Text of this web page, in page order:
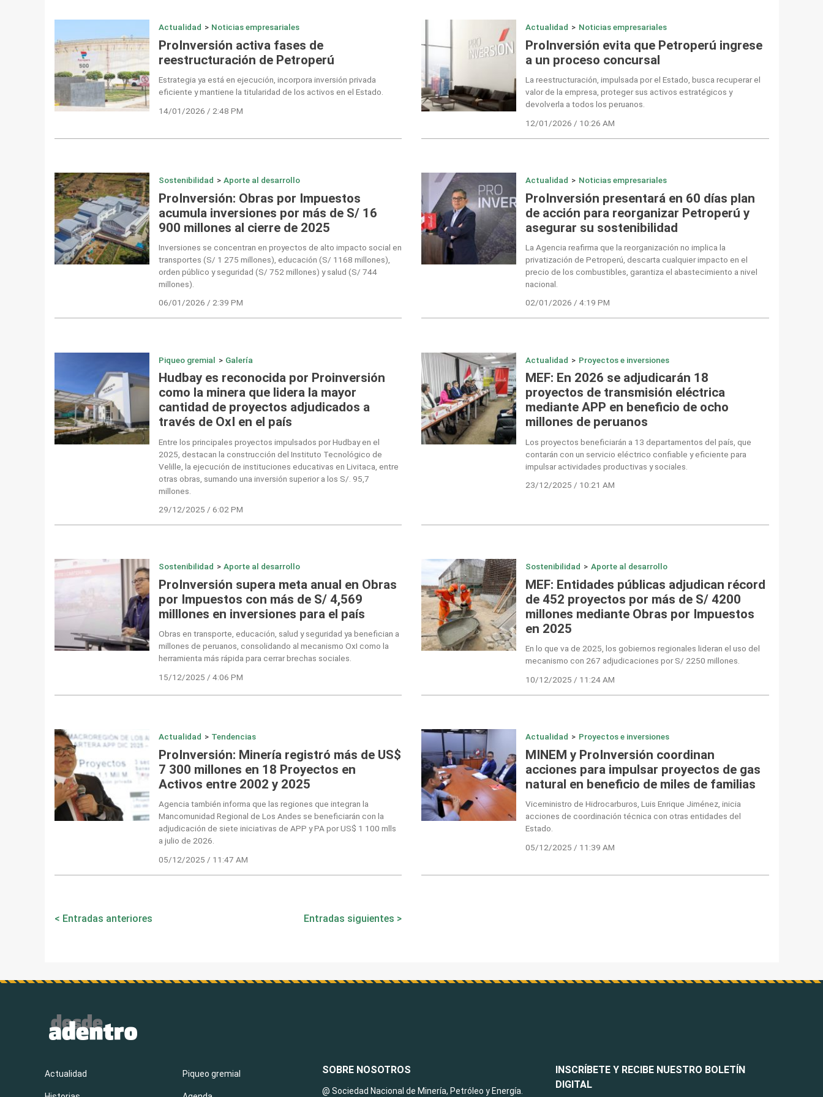
Actualidad > Noticias empresariales
ProInversión activa fases de
reestructuración de Petroperú
Estrategia ya está en ejecución, incorpora inversión privada
eficiente y mantiene la titularidad de los activos en el Estado.
14/01/2026 / 2:48 PM
Actualidad > Noticias empresariales
ProInversión evita que Petroperú ingrese
a un proceso concursal
La reestructuración, impulsada por el Estado, busca recuperar el
valor de la empresa, proteger sus activos estratégicos y
devolverla a todos los peruanos.
12/01/2026 / 10:26 AM
Sostenibilidad > Aporte al desarrollo
ProInversión: Obras por Impuestos
acumula inversiones por más de S/ 16
900 millones al cierre de 2025
Inversiones se concentran en proyectos de alto impacto social en
transportes (S/ 1 275 millones), educación (S/ 1168 millones),
orden público y seguridad (S/ 752 millones) y salud (S/ 744
millones).
06/01/2026 / 2:39 PM
Actualidad > Noticias empresariales
ProInversión presentará en 60 días plan
de acción para reorganizar Petroperú y
asegurar su sostenibilidad
La Agencia reafirma que la reorganización no implica la
privatización de Petroperú, descarta cualquier impacto en el
precio de los combustibles, garantiza el abastecimiento a nivel
nacional.
02/01/2026 / 4:19 PM
Piqueo gremial > Galería
Hudbay es reconocida por Proinversión
como la minera que lidera la mayor
cantidad de proyectos adjudicados a
través de OxI en el país
Entre los principales proyectos impulsados por Hudbay en el
2025, destacan la construcción del Instituto Tecnológico de
Velille, la ejecución de instituciones educativas en Livitaca, entre
otras obras, sumando una inversión superior a los S/. 95,7
millones.
29/12/2025 / 6:02 PM
Actualidad > Proyectos e inversiones
MEF: En 2026 se adjudicarán 18
proyectos de transmisión eléctrica
mediante APP en beneficio de ocho
millones de peruanos
Los proyectos beneficiarán a 13 departamentos del país, que
contarán con un servicio eléctrico confiable y eficiente para
impulsar actividades productivas y sociales.
23/12/2025 / 10:21 AM
Sostenibilidad > Aporte al desarrollo
ProInversión supera meta anual en Obras
por Impuestos con más de S/ 4,569
milllones en inversiones para el país
Obras en transporte, educación, salud y seguridad ya benefician a
millones de peruanos, consolidando al mecanismo OxI como la
herramienta más rápida para cerrar brechas sociales.
15/12/2025 / 4:06 PM
Sostenibilidad > Aporte al desarrollo
MEF: Entidades públicas adjudican récord
de 452 proyectos por más de S/ 4200
millones mediante Obras por Impuestos
en 2025
En lo que va de 2025, los gobiernos regionales lideran el uso del
mecanismo con 267 adjudicaciones por S/ 2250 millones.
10/12/2025 / 11:24 AM
Actualidad > Tendencias
ProInversión: Minería registró más de US$
7 300 millones en 18 Proyectos en
Activos entre 2002 y 2025
Agencia también informa que las regiones que integran la
Mancomunidad Regional de Los Andes se beneficiarán con la
adjudicación de siete iniciativas de APP y PA por US$ 1 100 mlls
a julio de 2026.
05/12/2025 / 11:47 AM
Actualidad > Proyectos e inversiones
MINEM y ProInversión coordinan
acciones para impulsar proyectos de gas
natural en beneficio de miles de familias
Viceministro de Hidrocarburos, Luis Enrique Jiménez, inicia
acciones de coordinación técnica con otras entidades del
Estado.
05/12/2025 / 11:39 AM
Navegación
Entradas anteriores Entradas siguientes
INSCRÍBETE Y RECIBE NUESTRO BOLETÍN
DIGITAL
Actualidad Piqueo gremial SOBRE NOSOTROS
@ Sociedad Nacional de Minería, Petróleo y Energía.